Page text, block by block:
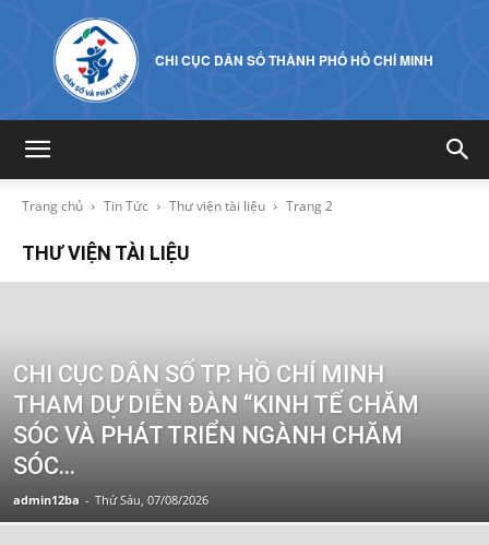
CHI CỤC DÂN SỐ THÀNH PHỐ HỒ CHÍ MINH
Trang chủ Tin Tức Thư viện tài liệu Trang 2
THƯ VIỆN TÀI LIỆU
CHI CỤC DÂN SỐ TP. HỒ CHÍ MINH
THAM DỰ DIỄN ĐÀN “KINH TẾ CHĂM
SÓC VÀ PHÁT TRIỂN NGÀNH CHĂM
SÓC...
admin12ba - Thứ Sáu, 07/08/2026